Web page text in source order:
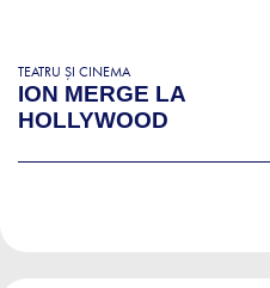
TEATRU ȘI CINEMA
ION MERGE LA
HOLLYWOOD